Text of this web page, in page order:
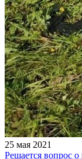
25 мая 2021
Решается вопрос